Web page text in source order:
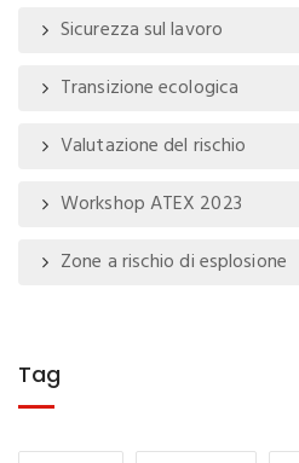
Sicurezza sul lavoro
Transizione ecologica
Valutazione del rischio
Workshop ATEX 2023
Zone a rischio di esplosione
Tag